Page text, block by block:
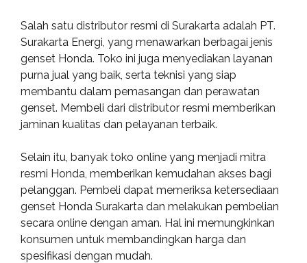
Salah satu distributor resmi di Surakarta adalah PT.
Surakarta Energi, yang menawarkan berbagai jenis
genset Honda. Toko ini juga menyediakan layanan
purna jual yang baik, serta teknisi yang siap
membantu dalam pemasangan dan perawatan
genset. Membeli dari distributor resmi memberikan
jaminan kualitas dan pelayanan terbaik.
Selain itu, banyak toko online yang menjadi mitra
resmi Honda, memberikan kemudahan akses bagi
pelanggan. Pembeli dapat memeriksa ketersediaan
genset Honda Surakarta dan melakukan pembelian
secara online dengan aman. Hal ini memungkinkan
konsumen untuk membandingkan harga dan
spesifikasi dengan mudah.